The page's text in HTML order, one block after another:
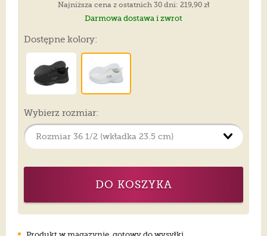
Najniższa cena z ostatnich 30 dni: 219,90 zł
Darmowa dostawa i zwrot
Dostępne kolory:
Wybierz rozmiar:
DO KOSZYKA